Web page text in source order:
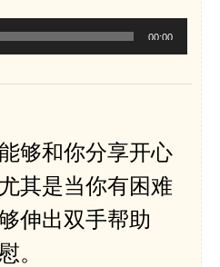
00:00
够和你分享开心
其是当你有困难
伸出双手帮助
。